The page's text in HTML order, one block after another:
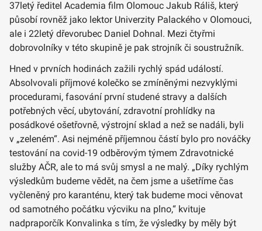
37letý ředitel Academia film Olomouc Jakub Ráliš, který
působí rovněž jako lektor Univerzity Palackého v Olomouci,
ale i 22letý dřevorubec Daniel Dohnal. Mezi čtyřmi
dobrovolníky v této skupině je pak strojník či soustružník.
Hned v prvních hodinách zažili rychlý spád událostí.
Absolvovali příjmové kolečko se zmíněnými nezvyklými
procedurami, fasování první studené stravy a dalších
potřebných věcí, ubytování, zdravotní prohlídky na
posádkové ošetřovně, výstrojní sklad a než se nadáli, byli
v „zeleném“. Asi nejméně příjemnou částí bylo pro nováčky
testování na covid-19 odběrovým týmem Zdravotnické
služby AČR, ale to má svůj smysl a ne malý. „Díky rychlým
výsledkům budeme vědět, na čem jsme a ušetříme čas
vyčleněný pro karanténu, který tak budeme moci věnovat
od samotného počátku výcviku na plno,“ kvituje
nadpraporčík Konvalinka s tím, že výsledky by měly být